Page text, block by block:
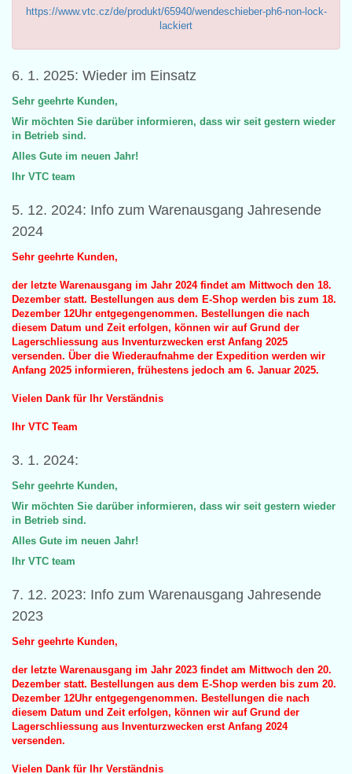
https://www.vtc.cz/de/produkt/65940/wendeschieber-ph6-non-lock-
lackiert
6. 1. 2025: Wieder im Einsatz
Sehr geehrte Kunden,
Wir möchten Sie darüber informieren, dass wir seit gestern wieder
in Betrieb sind.
Alles Gute im neuen Jahr!
Ihr VTC team
5. 12. 2024: Info zum Warenausgang Jahresende
2024
Sehr geehrte Kunden,
der letzte Warenausgang im Jahr 2024 findet am Mittwoch den 18.
Dezember statt. Bestellungen aus dem E-Shop werden bis zum 18.
Dezember 12Uhr entgegengenommen. Bestellungen die nach
diesem Datum und Zeit erfolgen, können wir auf Grund der
Lagerschliessung aus Inventurzwecken erst Anfang 2025
versenden. Über die Wiederaufnahme der Expedition werden wir
Anfang 2025 informieren, frühestens jedoch am 6. Januar 2025.
Vielen Dank für Ihr Verständnis
Ihr VTC Team
3. 1. 2024:
Sehr geehrte Kunden,
Wir möchten Sie darüber informieren, dass wir seit gestern wieder
in Betrieb sind.
Alles Gute im neuen Jahr!
Ihr VTC team
7. 12. 2023: Info zum Warenausgang Jahresende
2023
Sehr geehrte Kunden,
der letzte Warenausgang im Jahr 2023 findet am Mittwoch den 20.
Dezember statt. Bestellungen aus dem E-Shop werden bis zum 20.
Dezember 12Uhr entgegengenommen. Bestellungen die nach
diesem Datum und Zeit erfolgen, können wir auf Grund der
Lagerschliessung aus Inventurzwecken erst Anfang 2024
versenden.
Vielen Dank für Ihr Verständnis